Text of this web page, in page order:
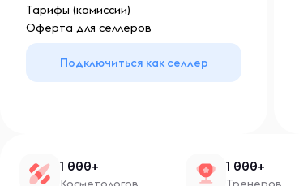
Тарифы (комиссии)
Оферта для селлеров
Подключиться как селлер
1 000+ 1 000+